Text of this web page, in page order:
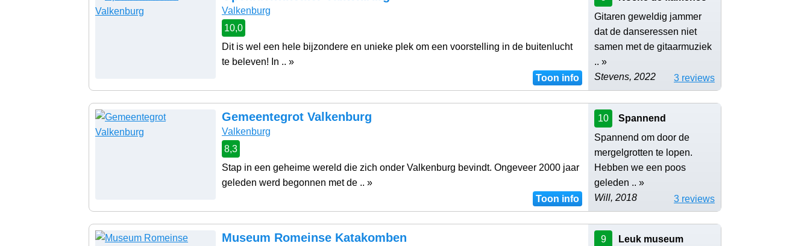
Valkenburg
10,0
Dit is wel een hele bijzondere en unieke plek om een voorstelling in de buitenlucht
te beleven! In .. »
Toon info
Gitaren geweldig jammer
dat de danseressen niet
samen met de gitaarmuziek
.. »
Stevens, 2022
3 reviews
Gemeentegrot Valkenburg
Valkenburg
8,3
Stap in een geheime wereld die zich onder Valkenburg bevindt. Ongeveer 2000 jaar
geleden werd begonnen met de .. »
Toon info
10
Spannend
Spannend om door de
mergelgrotten te lopen.
Hebben we een poos
geleden .. »
Will, 2018
3 reviews
Museum Romeinse Katakomben 9
Leuk museum